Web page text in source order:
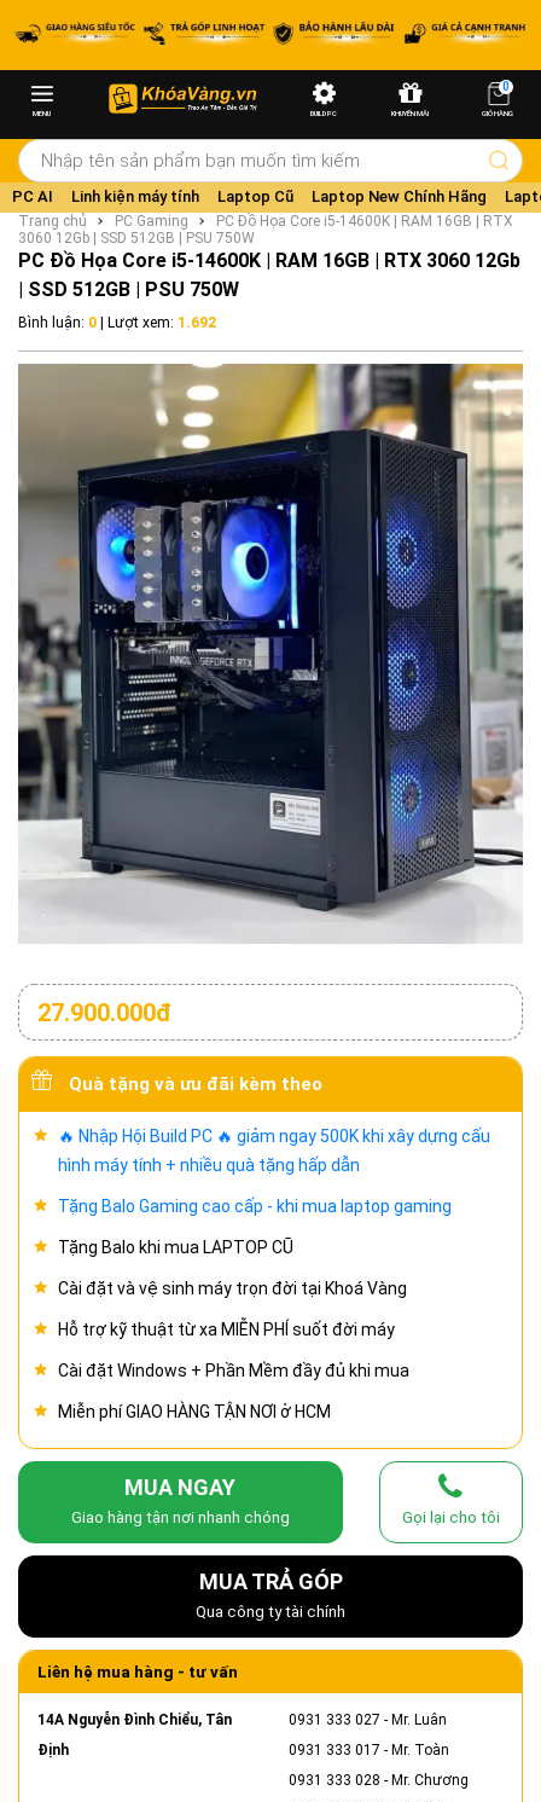
MENU BUILD PC KHUYẾN MÃI
0
GIỎ HÀNG
PC AI Linh kiện máy tính Laptop Cũ Laptop New Chính Hãng
Trang chủ PC Gaming
PC Đồ Họa Core i5-14600K | RAM 16GB | RTX
3060 12Gb | SSD 512GB | PSU 750W
PC Đồ Họa Core i5-14600K | RAM 16GB | RTX 3060 12Gb
| SSD 512GB | PSU 750W
Bình luận: 0 | Lượt xem: 1.692
27.900.000đ
Quà tặng và ưu đãi kèm theo
🔥 Nhập Hội Build PC 🔥 giảm ngay 500K khi xây dựng cấu
hình máy tính + nhiều quà tặng hấp dẫn
Tặng Balo Gaming cao cấp - khi mua laptop gaming
Tặng Balo khi mua LAPTOP CŨ
Cài đặt và vệ sinh máy trọn đời tại Khoá Vàng
Hỗ trợ kỹ thuật từ xa MIỄN PHÍ suốt đời máy
Cài đặt Windows + Phần Mềm đầy đủ khi mua
Miễn phí GIAO HÀNG TẬN NƠI ở HCM
MUA NGAY
Giao hàng tận nơi nhanh chóng Gọi lại cho tôi
MUA TRẢ GÓP
Qua công ty tài chính
Liên hệ mua hàng - tư vấn
14A Nguyễn Đình Chiểu, Tân
Định
0931 333 027 - Mr. Luân
0931 333 017 - Mr. Toàn
0931 333 028 - Mr. Chương